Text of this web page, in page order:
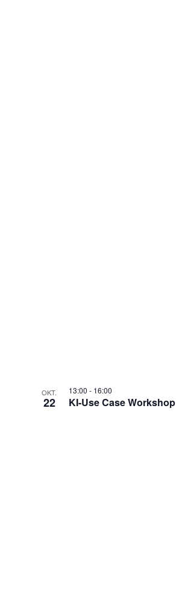
OKT.
22
13:00 - 16:00
KI-Use Case Workshop